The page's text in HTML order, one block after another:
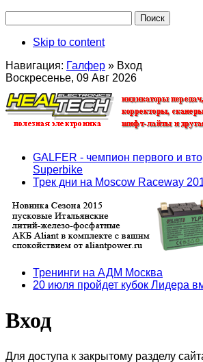
Skip to content
Навигация: Галфер » Вход
Воскресенье, 09 Авг 2026
GALFER - чемпион первого и
Superbike
Трек дни на Moscow Raceway
Тренинги на АДМ Москва
20 июля пройдет кубок Лидера
Вход
Для доступа к закрытому разделу